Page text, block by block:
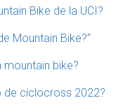
Bike de la UCI?
Mountain Bike?”
mountain bike?
de ciclocross 2022?